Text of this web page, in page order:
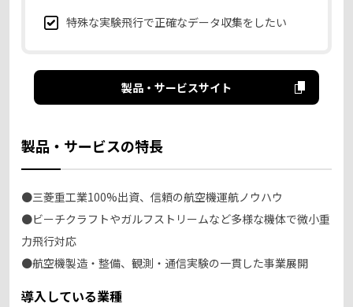
特殊な実験飛行で正確なデータ収集をしたい
製品・サービスサイト
製品・サービスの特長
●三菱重工業100%出資、信頼の航空機運航ノウハウ
●ビーチクラフトやガルフストリームなど多様な機体で微小重
力飛行対応
●航空機製造・整備、観測・通信実験の一貫した事業展開
導入している業種